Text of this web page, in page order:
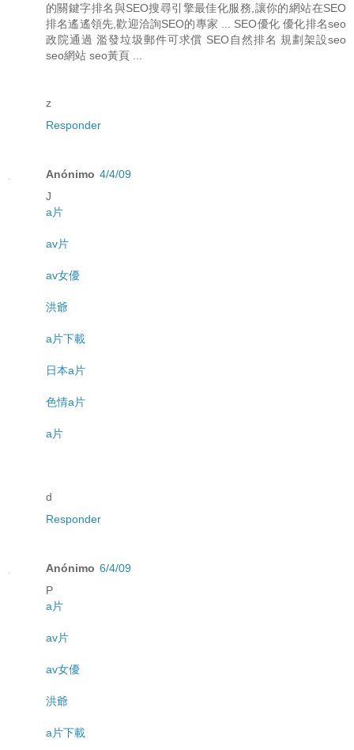
的關鍵字排名與SEO搜尋引擎最佳化服務,讓你的網站在SEO
排名遙遙領先,歡迎洽詢SEO的專家 ... SEO優化 優化排名seo
政院通過 濫發垃圾郵件可求償 SEO自然排名 規劃架設seo
seo網站 seo黃頁 ...
z
Responder
Anónimo 4/4/09
J
a片
av片
av女優
洪爺
a片下載
日本a片
色情a片
a片
d
Responder
Anónimo 6/4/09
P
a片
av片
av女優
洪爺
a片下載